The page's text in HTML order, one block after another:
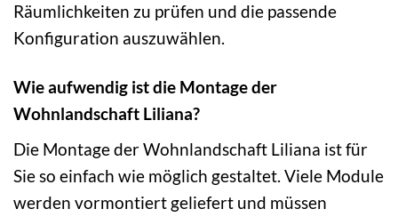
Räumlichkeiten zu prüfen und die passende
Konfiguration auszuwählen.
Wie aufwendig ist die Montage der
Wohnlandschaft Liliana?
Die Montage der Wohnlandschaft Liliana ist für
Sie so einfach wie möglich gestaltet. Viele Module
werden vormontiert geliefert und müssen